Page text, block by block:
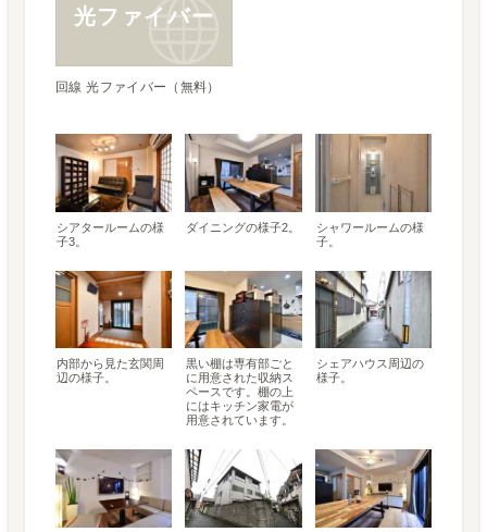
光ファイバー
回線 光ファイバー（無料）
シアタールームの様
子3。
ダイニングの様子2。
シャワールームの様
子。
内部から見た玄関周
辺の様子。
黒い棚は専有部ごと
に用意された収納ス
ペースです。棚の上
にはキッチン家電が
用意されています。
シェアハウス周辺の
様子。